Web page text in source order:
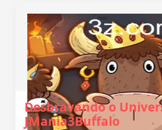
Desbravando o
JMania3Buffalo